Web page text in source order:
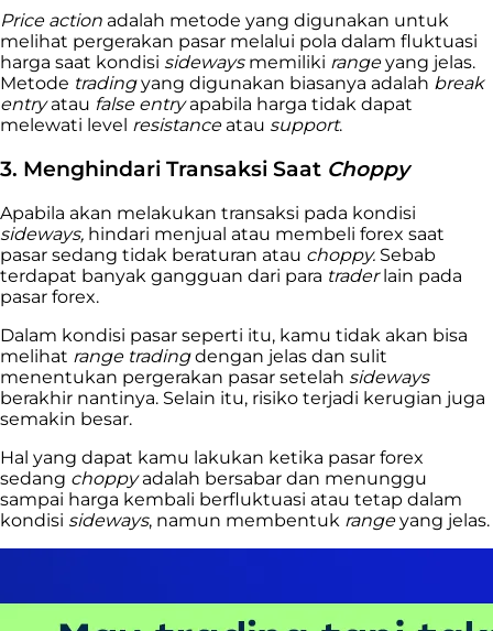
Price action adalah metode yang digunakan untuk
melihat pergerakan pasar melalui pola dalam fluktuasi
harga saat kondisi ​​ sidewaysmemiliki rangeyang jelas.
Metode tradingyang digunakan biasanya adalah break
entryatau false entryapabila harga tidak dapat
melewati level resistanceatau support.
3. Menghindari Transaksi Saat Choppy
Apabila akan melakukan transaksi pada kondisi ​​
sideways, hindari menjual atau membeli forex saat
pasar sedang tidak beraturan atau choppy. Sebab
terdapat banyak gangguan dari para traderlain pada
pasar forex.
Dalam kondisi pasar seperti itu, kamu tidak akan bisa
melihat range tradingdengan jelas dan sulit
menentukan pergerakan pasar setelah ​​ sideways
berakhir nantinya. Selain itu, risiko terjadi kerugian juga
semakin besar.
Hal yang dapat kamu lakukan ketika pasar forex
sedang choppyadalah bersabar dan menunggu
sampai harga kembali berfluktuasi atau tetap dalam
kondisi sideways, namun membentuk rangeyang jelas.